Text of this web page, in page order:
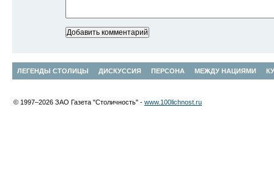
ЛЕГЕНДЫ СТОЛИЦЫ ДИСКУССИЯ ПЕРСОНА МЕЖДУ НАЦИЯМИ
© 1997–2026 ЗАО Газета "Столичность" - www.100lichnost.ru